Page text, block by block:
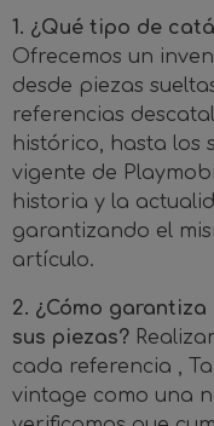
1. ¿Qué tipo de
Ofrecemos un
desde piezas
referencias
histórico, hasta los
vigente de
historia y la
garantizando el
artículo.
2. ¿Cómo
sus piezas?
cada referencia ,
vintage como una